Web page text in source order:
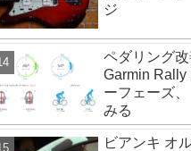
ジ
ペダリング改
Garmin Rally
ーフェーズ
みる
ビアンキ オ